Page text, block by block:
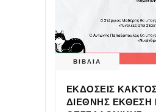
ΒΙΒΛΙΑ
ΕΚΔΟΣΕΙΣ
ΔΙΕΘΝΗΣ ΕΚΘΕΣΗ